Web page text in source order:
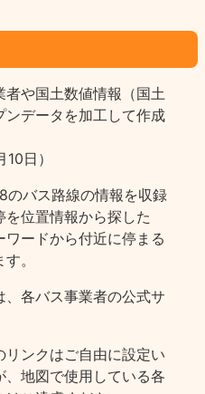
や国土数値情報（国土
データを加工して作成
日）
バス路線の情報を収録
を位置情報から探した
ワードから付近に停まる
。
各バス事業者の公式サ
ンクはご自由に設定い
地図で使用している各